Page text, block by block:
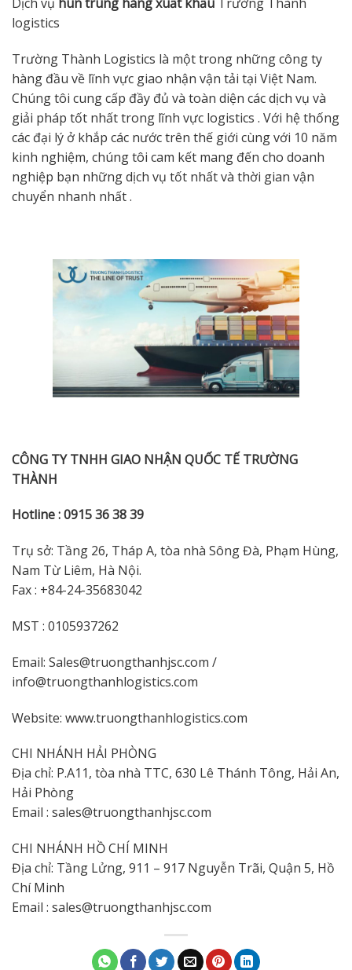
logistics
Trường Thành Logistics là một trong những công ty
hàng đầu về lĩnh vực giao nhận vận tải tại Việt Nam.
Chúng tôi cung cấp đầy đủ và toàn diện các dịch vụ và
giải pháp tốt nhất trong lĩnh vực logistics . Với hệ thống
các đại lý ở khắp các nước trên thế giới cùng với 10 năm
kinh nghiệm, chúng tôi cam kết mang đến cho doanh
nghiệp bạn những dịch vụ tốt nhất và thời gian vận
chuyển nhanh nhất .
CÔNG TY TNHH GIAO NHẬN QUỐC TẾ TRƯỜNG
THÀNH
Hotline : 0915 36 38 39
Trụ sở: Tầng 26, Tháp A, tòa nhà Sông Đà, Phạm Hùng,
Nam Từ Liêm, Hà Nội.
Fax : +84-24-35683042
MST : 0105937262
Email: Sales@truongthanhjsc.com /
info@truongthanhlogistics.com
Website: www.truongthanhlogistics.com
CHI NHÁNH HẢI PHÒNG
Địa chỉ: P.A11, tòa nhà TTC, 630 Lê Thánh Tông, Hải An,
Hải Phòng
Email : sales@truongthanhjsc.com
CHI NHÁNH HỒ CHÍ MINH
Địa chỉ: Tầng Lửng, 911 – 917 Nguyễn Trãi, Quận 5, Hồ
Chí Minh
Email : sales@truongthanhjsc.com